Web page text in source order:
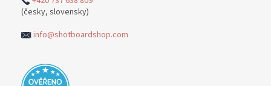
(česky, slovensky)
info@shotboardshop.com